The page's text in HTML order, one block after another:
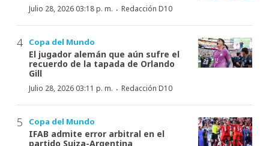
Julio 28, 2026 03:18 p. m. · Redacción D10
Copa del Mundo
El jugador alemán que aún sufre el
recuerdo de la tapada de Orlando
Gill
Julio 28, 2026 03:11 p. m. · Redacción D10
Copa del Mundo
IFAB admite error arbitral en el
partido Suiza-Argentina